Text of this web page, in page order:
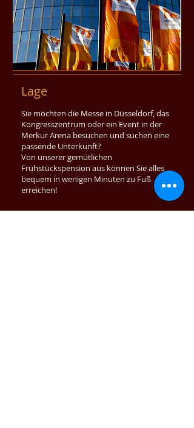
Lage
Sie möchten die Messe in Düsseldorf, das
Kongresszentrum oder ein Event in der
Merkur Arena besuchen und suchen eine
passende Unterkunft?
Von unserer gemütlichen
Frühstückspension aus können Sie alles
bequem in wenigen Minuten zu Fuß
erreichen!